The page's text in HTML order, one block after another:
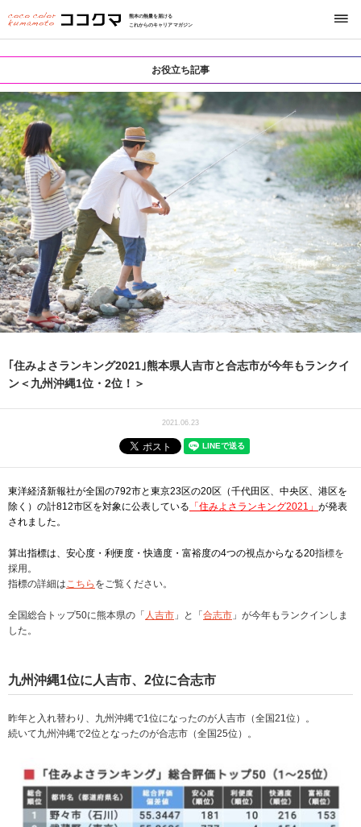
熊本の熱量を届ける
これからのキャリアマガジン
お役立ち記事
｢住みよさランキング2021｣熊本県人吉市と合志市が今年もランクイ
ン＜九州沖縄1位・2位！＞
2021.06.23
東洋経済新報社が全国の792市と東京23区の20区（千代田区、中央区、港区を
除く）の計812市区を対象に公表している 「住みよさランキング2021」 が発表
されました。
算出指標は、安心度・利便度・快適度・富裕度の4つの視点からなる20指標を
採用。
指標の詳細はこちら をご覧ください。
全国総合トップ50に熊本県の「 人吉市 」と「合志市 」が今年もランクインしま
した。
九州沖縄1位に人吉市、2位に合志市
昨年と入れ替わり、九州沖縄で1位になったのが人吉市（全国21位）。
続いて九州沖縄で2位となったのが合志市（全国25位）。